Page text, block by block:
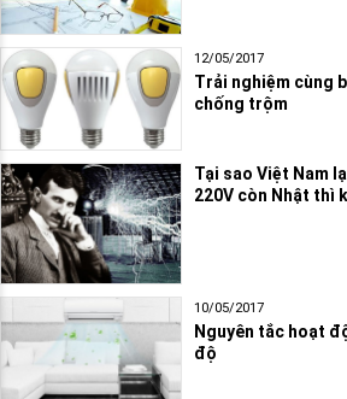
12/05/2017
Trải nghiệm cùng
chống trộm
Tại sao Việt Nam
220V còn Nhật thì
10/05/2017
Nguyên tắc hoạt
độ